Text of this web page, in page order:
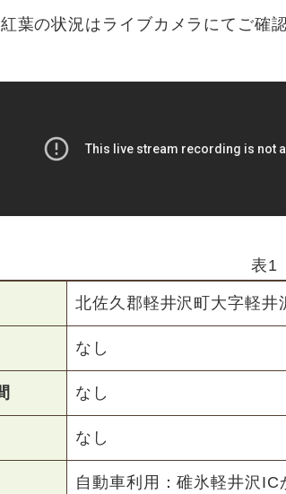
葉の状況はライブカメラにてご確
表1
北佐久郡軽井沢町大字軽井
なし
なし
なし
自動車利用：碓氷軽井沢